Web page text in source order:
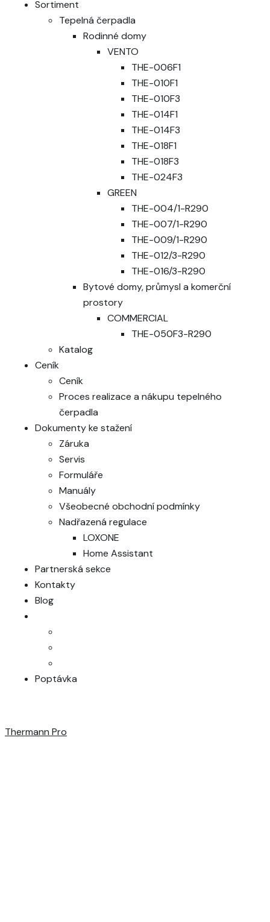
Sortiment
Tepelná čerpadla
Rodinné domy
VENTO
THE-006F1
THE-010F1
THE-010F3
THE-014F1
THE-014F3
THE-018F1
THE-018F3
THE-024F3
GREEN
THE-004/1-R290
THE-007/1-R290
THE-009/1-R290
THE-012/3-R290
THE-016/3-R290
Bytové domy, průmysl a komerční
prostory
COMMERCIAL
THE-050F3-R290
Katalog
Ceník
Ceník
Proces realizace a nákupu tepelného
čerpadla
Dokumenty ke stažení
Záruka
Servis
Formuláře
Manuály
Všeobecné obchodní podmínky
Nadřazená regulace
LOXONE
Home Assistant
Partnerská sekce
Kontakty
Blog
Poptávka
Thermann Pro